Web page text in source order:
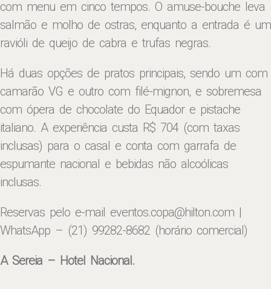
com menu em cinco tempos. O amuse-bouche leva
salmão e molho de ostras, enquanto a entrada é um
ravióli de queijo de cabra e trufas negras.
Há duas opções de pratos principais, sendo um com
camarão VG e outro com filé-mignon, e sobremesa
com ópera de chocolate do Equador e pistache
italiano. A experiência custa R$ 704 (com taxas
inclusas) para o casal e conta com garrafa de
espumante nacional e bebidas não alcoólicas
inclusas.
Reservas pelo e-mail eventos.copa@hilton.com |
WhatsApp – (21) 99282-8682 (horário comercial)
A Sereia – Hotel Nacional.